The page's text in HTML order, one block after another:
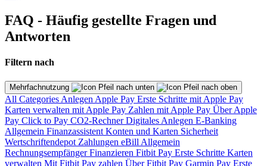
FAQ - Häufig gestellte Fragen und
Antworten
Filtern nach
Mehrfachnutzung
All Categories Anlegen Apple Pay Erste Schritte mit Apple Pay
Karten verwalten mit Apple Pay Zahlen mit Apple Pay Über Apple
Pay Click to Pay CO2-RechnerDigitales Anlegen E-Banking
Allgemein Finanzassistent Konten und Karten Sicherheit
Wertschriftendepot Zahlungen eBill Allgemein
RechnungsempfängerFinanzieren Fitbit Pay Erste Schritte Karten
verwalten Mit Fitbit Pay zahlen Über Fitbit Pay Garmin Pay Erste